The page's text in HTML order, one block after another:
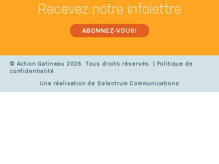
Recevez notre infolettre
ABONNEZ-VOUS!
© Action Gatineau 2026. Tous droits réservés. |
Politique de
confidentialité
Une réalisation de Selectrum Communications